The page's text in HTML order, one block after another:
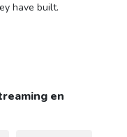
have built.
en